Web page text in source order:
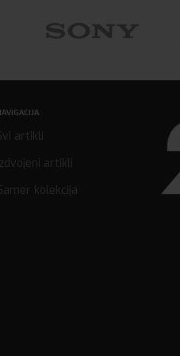
artikli
artikli
kolekcija